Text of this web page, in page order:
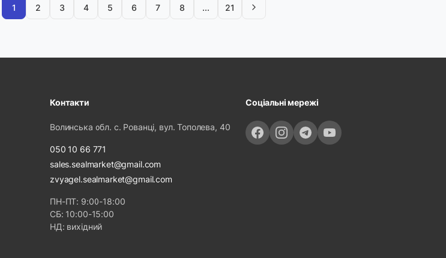
1 2 3 4 5 6 7 8 ... 21
Контакти
Волинська обл. с. Рованці, вул. Тополева, 40
050 10 66 771
sales.sealmarket@gmail.com
zvyagel.sealmarket@gmail.com
ПН-ПТ: 9:00-18:00
СБ: 10:00-15:00
НД: вихідний
Соціальні мережі